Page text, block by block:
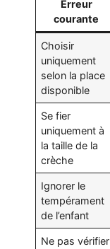
Erreur
courante
Choisir
uniquement
selon la place
disponible
Se fier
uniquement à
la taille de la
crèche
Ignorer le
tempérament
de l’enfant
Ne pas vérifier